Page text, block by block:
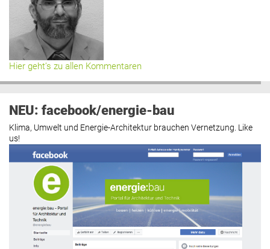
Hier geht’s zu allen Kommentaren
NEU: facebook/energie-bau
Klima, Umwelt und Energie-Architektur brauchen Vernetzung. Like
us!